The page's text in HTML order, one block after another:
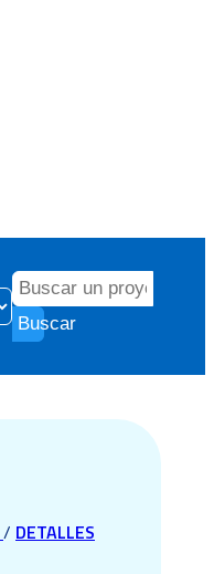
Buscar
/ DETALLES